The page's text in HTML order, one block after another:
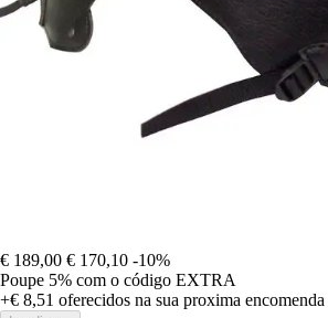
€ 189,00 € 170,10 -10%
Poupe 5% com o código EXTRA
+€ 8,51 oferecidos na sua proxima encomenda